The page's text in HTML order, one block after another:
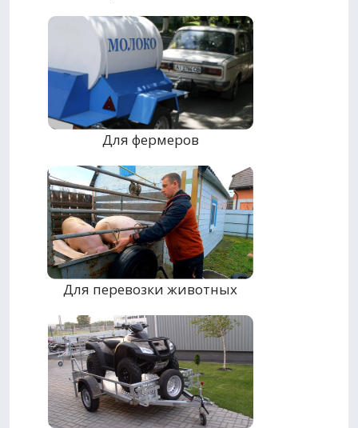
Для фермеров
Для перевозки животных